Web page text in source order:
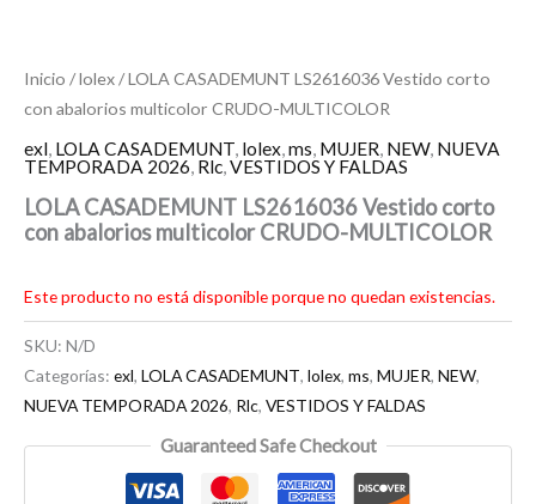
Inicio /lolex/ LOLA CASADEMUNT LS2616036 Vestido corto
con abalorios multicolor CRUDO-MULTICOLOR
exl, LOLA CASADEMUNT, lolex,ms, MUJER, NEW, NUEVA
TEMPORADA 2026, Rlc,VESTIDOS Y FALDAS
LOLA CASADEMUNT LS2616036 Vestido corto
con abalorios multicolor CRUDO-MULTICOLOR
Este producto no está disponible porque no quedan existencias.
SKU: N/D
Categorías: exl, LOLA CASADEMUNT, lolex, ms, MUJER, NEW,
NUEVA TEMPORADA 2026, Rlc, VESTIDOS Y FALDAS
Guaranteed Safe Checkout